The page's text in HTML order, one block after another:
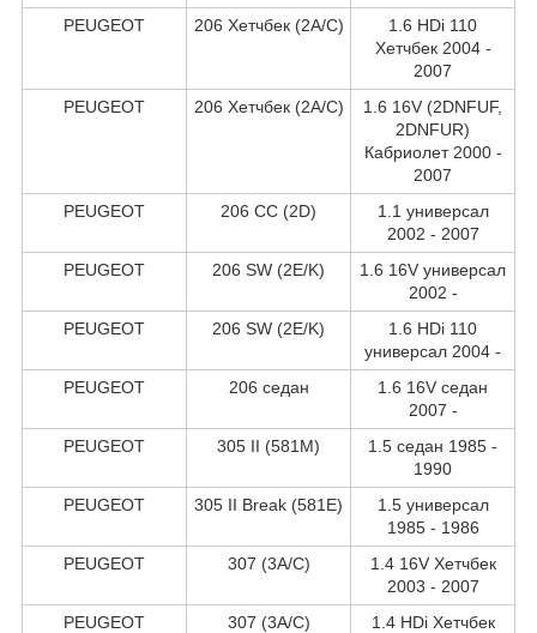
PEUGEOT
206 Хетчбек (2A/C)
1.6 HDi 110
Хетчбек 2004 -
2007
PEUGEOT
206 Хетчбек (2A/C)
1.6 16V (2DNFUF,
2DNFUR)
Кабриолет 2000 -
2007
PEUGEOT
206 CC (2D)
1.1 универсал
2002 - 2007
PEUGEOT
206 SW (2E/K)
1.6 16V универсал
2002 -
PEUGEOT
206 SW (2E/K)
1.6 HDi 110
универсал 2004 -
PEUGEOT
206 седан
1.6 16V седан
2007 -
PEUGEOT
305 II (581M)
1.5 седан 1985 -
1990
PEUGEOT
305 II Break (581E)
1.5 универсал
1985 - 1986
PEUGEOT
307 (3A/C)
1.4 16V Хетчбек
2003 - 2007
PEUGEOT
307 (3A/C)
1.4 HDi Хетчбек